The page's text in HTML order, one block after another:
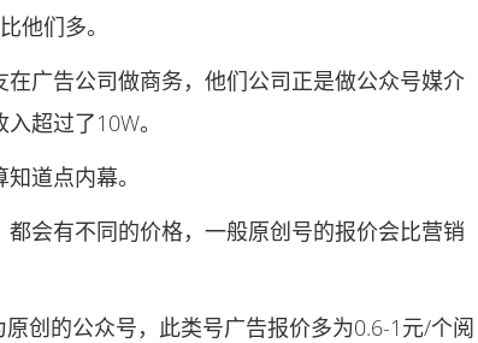
他们多。
广告公司做商务，他们公司正是做公众号媒介
超过了10W。
道点内幕。
会有不同的价格，一般原创号的报价会比营销
的公众号，此类号广告报价多为0.6-1元/个阅